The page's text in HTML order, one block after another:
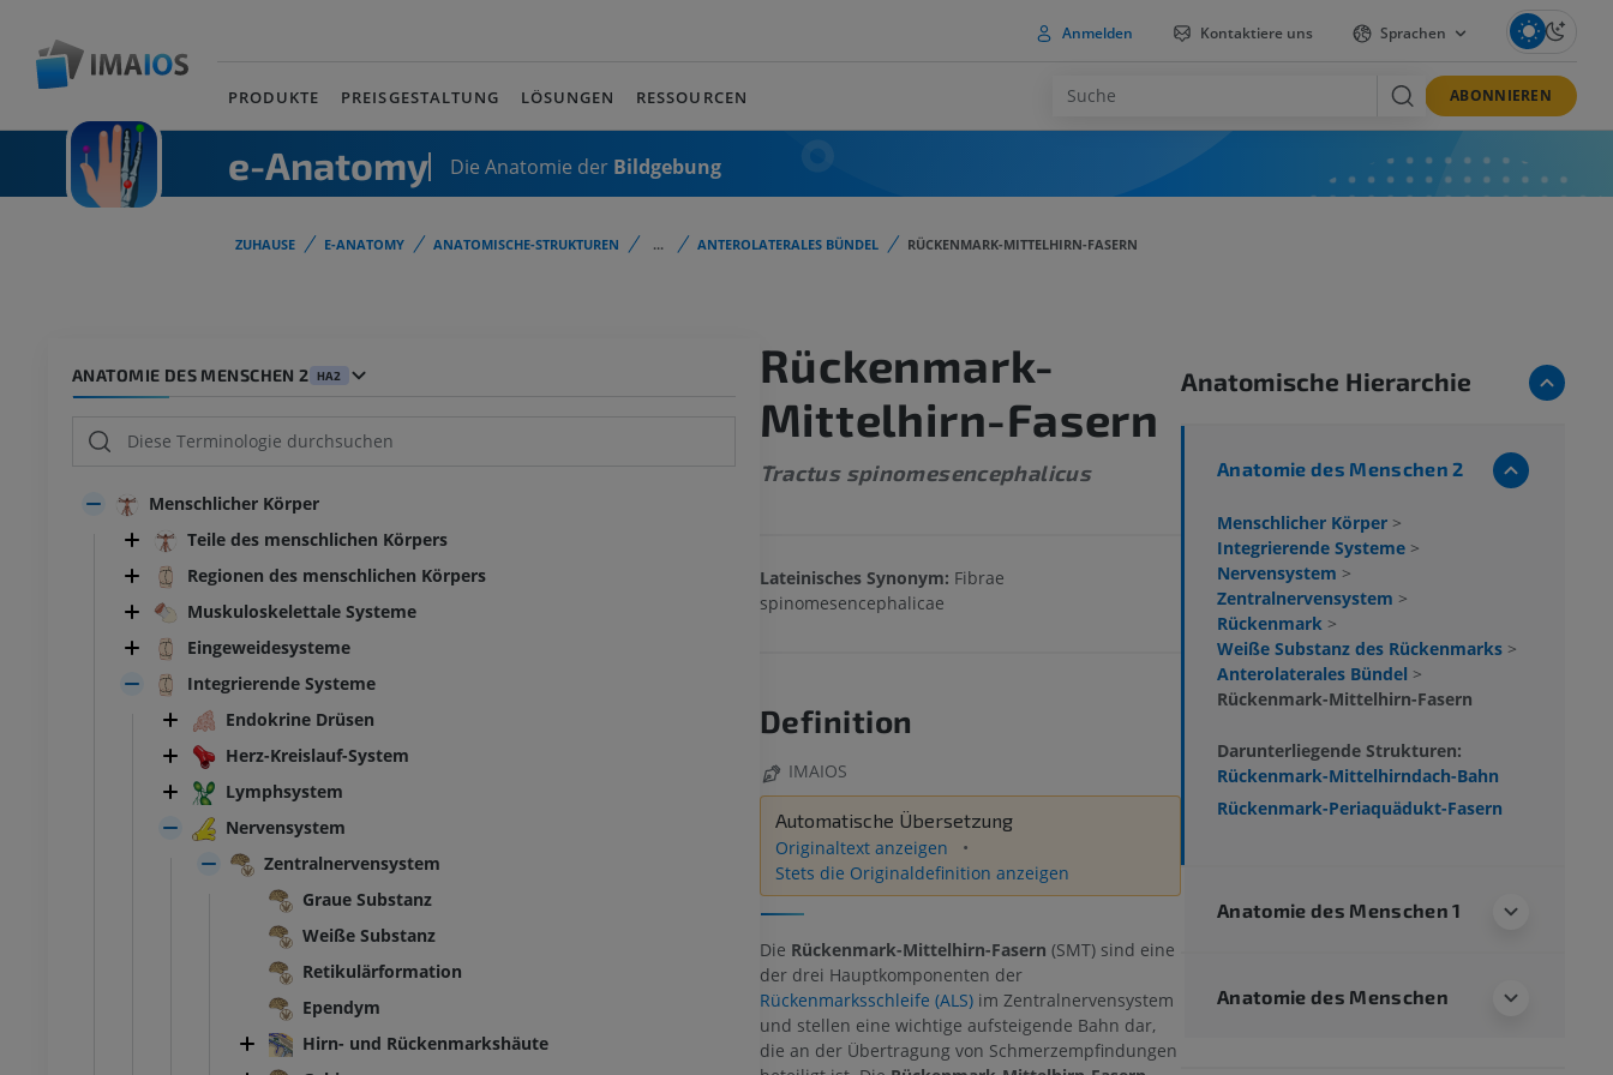
Anmelden Kontaktiere uns Sprachen
PRODUKTE PREISGESTALTUNG LÖSUNGEN RESSOURCEN ABONNIEREN
e-Anatomy Die Anatomie der Bildgebung
ZUHAUSE E-ANATOMY ANATOMISCHE-STRUKTUREN ... ANTEROLATERALES BÜNDEL RÜCKENMARK-MITTELHIRN-FASERN
ANATOMIE DES MENSCHEN 2 HA2
Menschlicher Körper
Teile des menschlichen Körpers
Regionen des menschlichen Körpers
Muskuloskelettale Systeme
Eingeweidesysteme
Integrierende Systeme
Endokrine Drüsen
Herz-Kreislauf-System
Lymphsystem
Nervensystem
Zentralnervensystem
Graue Substanz
Weiße Substanz
Retikulärformation
Ependym
Hirn- und Rückenmarkshäute
Rückenmark-
Mittelhirn-Fasern
Tractus spinomesencephalicus
Lateinisches Synonym: Fibrae
spinomesencephalicae
Definition
IMAIOS
Automatische Übersetzung
Originaltext anzeigen
Stets die Originaldefinition anzeigen
Die Rückenmark-Mittelhirn-Fasern (SMT) sind eine
der drei Hauptkomponenten der
Rückenmarksschleife (ALS)im Zentralnervensystem
und stellen eine wichtige aufsteigende Bahn dar,
die an der Übertragung von Schmerzempfindungen
Anatomische Hierarchie
Anatomie des Menschen 2
Menschlicher Körper >
Integrierende Systeme >
Nervensystem >
Zentralnervensystem >
Rückenmark >
Weiße Substanz des Rückenmarks >
Anterolaterales Bündel >
Rückenmark-Mittelhirn-Fasern
Darunterliegende Strukturen:
Rückenmark-Mittelhirndach-Bahn
Rückenmark-Periaquädukt-Fasern
Anatomie des Menschen 1
Anatomie des Menschen